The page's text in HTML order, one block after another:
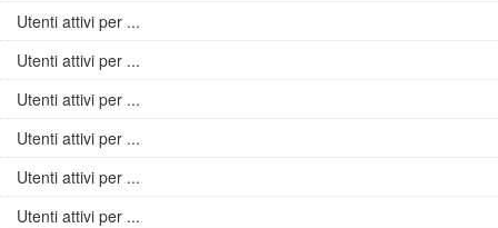
Utenti attivi per ...
Utenti attivi per ...
Utenti attivi per ...
Utenti attivi per ...
Utenti attivi per ...
Utenti attivi per ...